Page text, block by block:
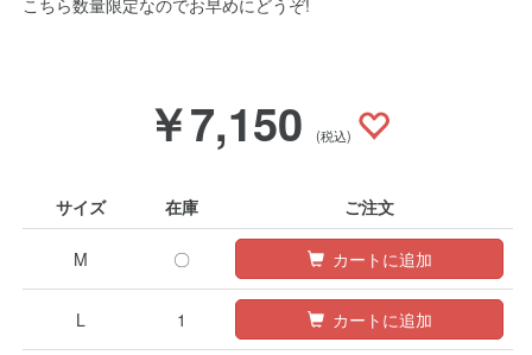
こちら数量限定なのでお早めにどうぞ!
￥7,150 (税込)
サイズ 在庫 ご注文
M 〇 カートに追加
L 1 カートに追加